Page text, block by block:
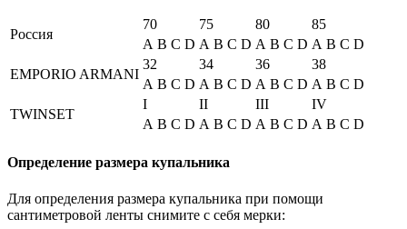
Россия
70 75 80
85
A B C D A B C D A B C D A B C D
EMPORIO ARMANI
32 34 36
38
A B C D A B C D A B C D A B C D
TWINSET
I II III
IV
A B C D A B C D A B C D A B C D
Определение размера купальника
Для определения размера купальника при помощи
сантиметровой ленты снимите с себя мерки: